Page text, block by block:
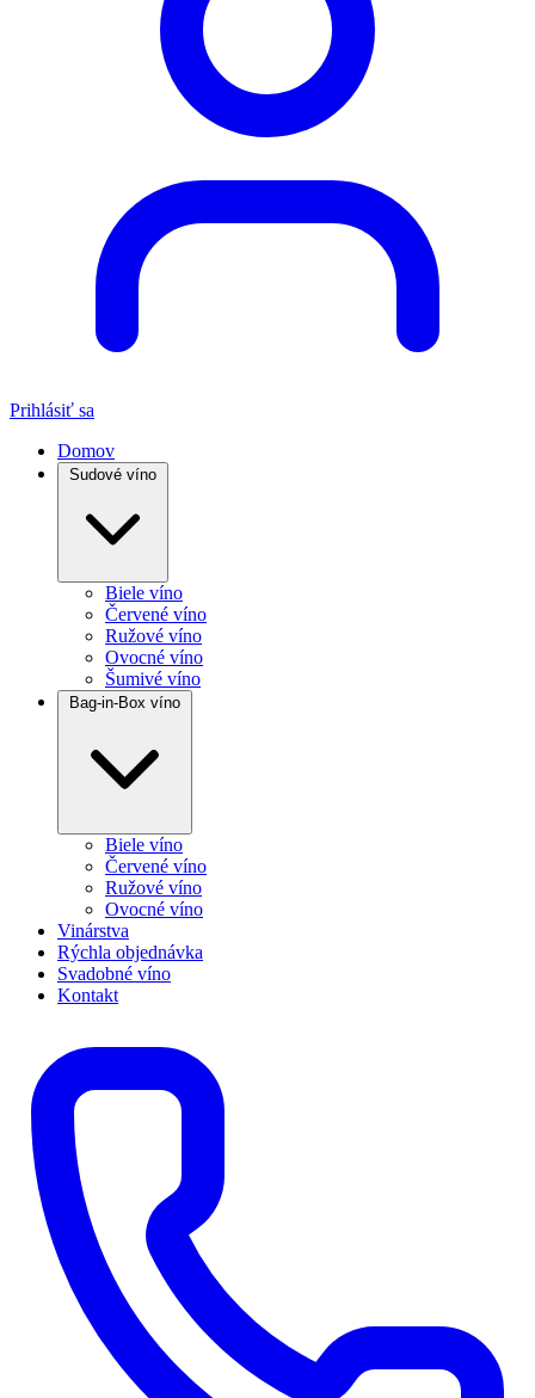
Prihlásiť sa
Domov
Sudové víno
Biele víno
Červené víno
Ružové víno
Ovocné víno
Šumivé víno
Bag-in-Box víno
Biele víno
Červené víno
Ružové víno
Ovocné víno
Vinárstva
Rýchla objednávka
Svadobné víno
Kontakt